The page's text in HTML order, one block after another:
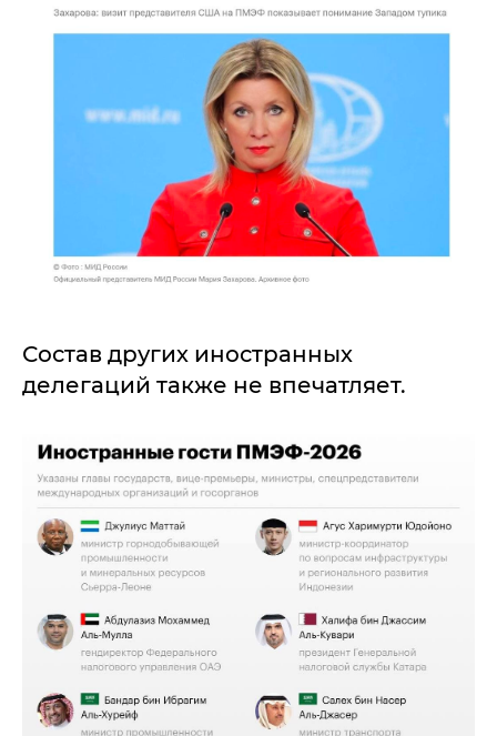
Состав других иностранных
делегаций также не впечатляет.